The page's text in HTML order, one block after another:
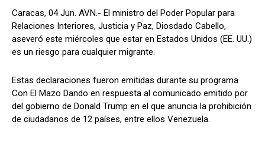
Caracas, 04 Jun. AVN.- El ministro del Poder Popular para
Relaciones Interiores, Justicia y Paz, Diosdado Cabello,
aseveró este miércoles que estar en Estados Unidos (EE. UU.)
es un riesgo para cualquier migrante.
Estas declaraciones fueron emitidas durante su programa
Con El Mazo Dando en respuesta al comunicado emitido por
del gobierno de Donald Trump en el que anuncia la prohibición
de ciudadanos de 12 países, entre ellos Venezuela.